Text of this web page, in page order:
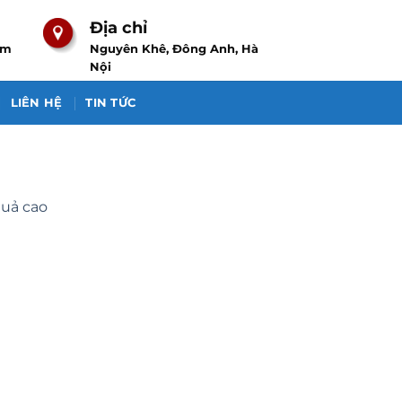
Địa chỉ
Nguyên Khê, Đông Anh, Hà
Nội
LIÊN HỆ TIN TỨC
cao